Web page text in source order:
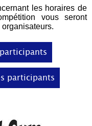
les horaires de
vous seront
participants